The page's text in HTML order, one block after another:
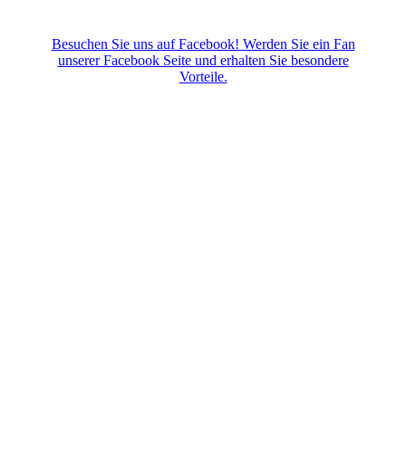
Besuchen Sie uns auf Facebook! Werden Sie ein Fan
unserer Facebook Seite und erhalten Sie besondere
Vorteile.